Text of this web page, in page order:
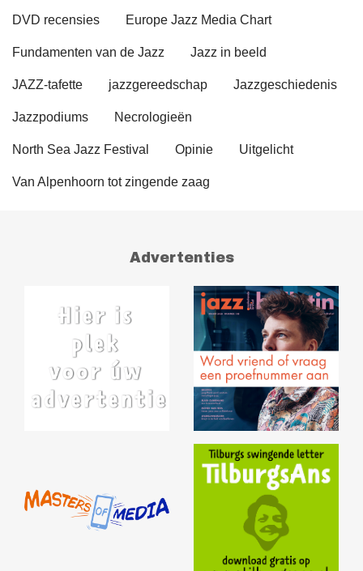
DVD recensies Europe Jazz Media Chart
Fundamenten van de Jazz Jazz in beeld
JAZZ-tafette jazzgereedschap Jazzgeschiedenis
Jazzpodiums Necrologieën
North Sea Jazz Festival Opinie Uitgelicht
Van Alpenhoorn tot zingende zaag
Advertenties